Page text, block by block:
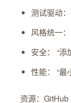
测试驱动
风格统一
安全： “添
性能： “最
资源：GitHub